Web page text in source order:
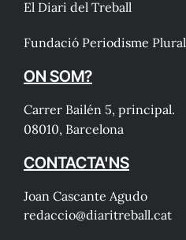
El Diari del Treball
Fundació Periodisme Plural
ON SOM?
Carrer Bailén 5, principal.
08010, Barcelona
CONTACTA'NS
Joan Cascante Agudo
redaccio@diaritreball.cat